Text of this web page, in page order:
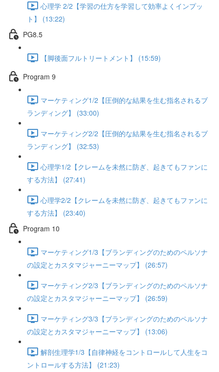
心理学 2/2【学習の仕方を学習して効率よくインプッ
ト】 (13:22)
PG8.5
【脚後面フルトリートメント】 (15:59)
Program 9
マーケティング1/2【圧倒的な結果を生む指名されるブ
ランディング】 (33:00)
マーケティング2/2【圧倒的な結果を生む指名されるブ
ランディング】 (32:53)
心理学1/2【クレームを未然に防ぎ、起きてもファンに
する方法】 (27:41)
心理学2/2【クレームを未然に防ぎ、起きてもファンに
する方法】 (23:40)
Program 10
マーケティング1/3【ブランディングのためのペルソナ
の設定とカスタマジャーニーマップ】 (26:57)
マーケティング2/3【ブランディングのためのペルソナ
の設定とカスタマジャーニーマップ】 (26:59)
マーケティング3/3【ブランディングのためのペルソナ
の設定とカスタマジャーニーマップ】 (13:06)
解剖生理学1/3【自律神経をコントロールして人生をコ
ントロールする方法】 (21:23)